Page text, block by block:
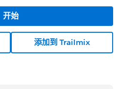
开始
添加到 Trailmix